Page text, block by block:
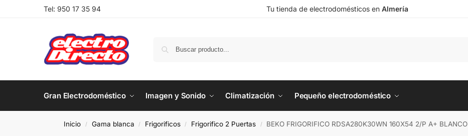
Tel: 950 17 35 94 Tu tienda de electrodomésticos en Almería
Gran Electrodoméstico Imagen y Sonido Climatización Pequeño electrodoméstico
Inicio / Gama blanca / Frigorificos / Frigorifico 2 Puertas / BEKO FRIGORIFICO RDSA280K30WN 160X54 2/P A+ BLANCO